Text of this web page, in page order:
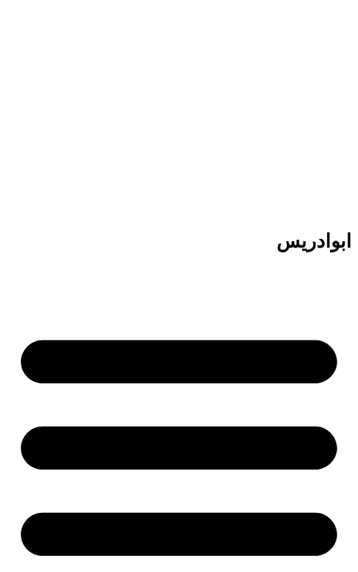
ابوادریس